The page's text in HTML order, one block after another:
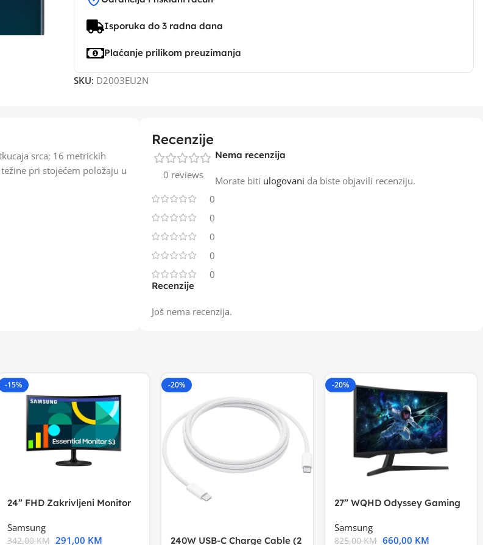
Isporuka do 3 radna dana
Plaćanje prilikom preuzimanja
SKU: D2003EU2N
srca; 16 metrickih
pri stojećem položaju u
Recenzije
0 reviews
0
0
0
0
0
Recenzije
Još nema recenzija.
Nema recenzija
Morate biti ulogovani da biste objavili recenziju.
-15%
24” FHD Zakrivljeni Monitor
Samsung
342,00KM 291,00 KM
-20%
240W USB-C Charge Cable (2
-20%
27” WQHD Odyssey Gaming
Samsung
825,00KM 660,00 KM